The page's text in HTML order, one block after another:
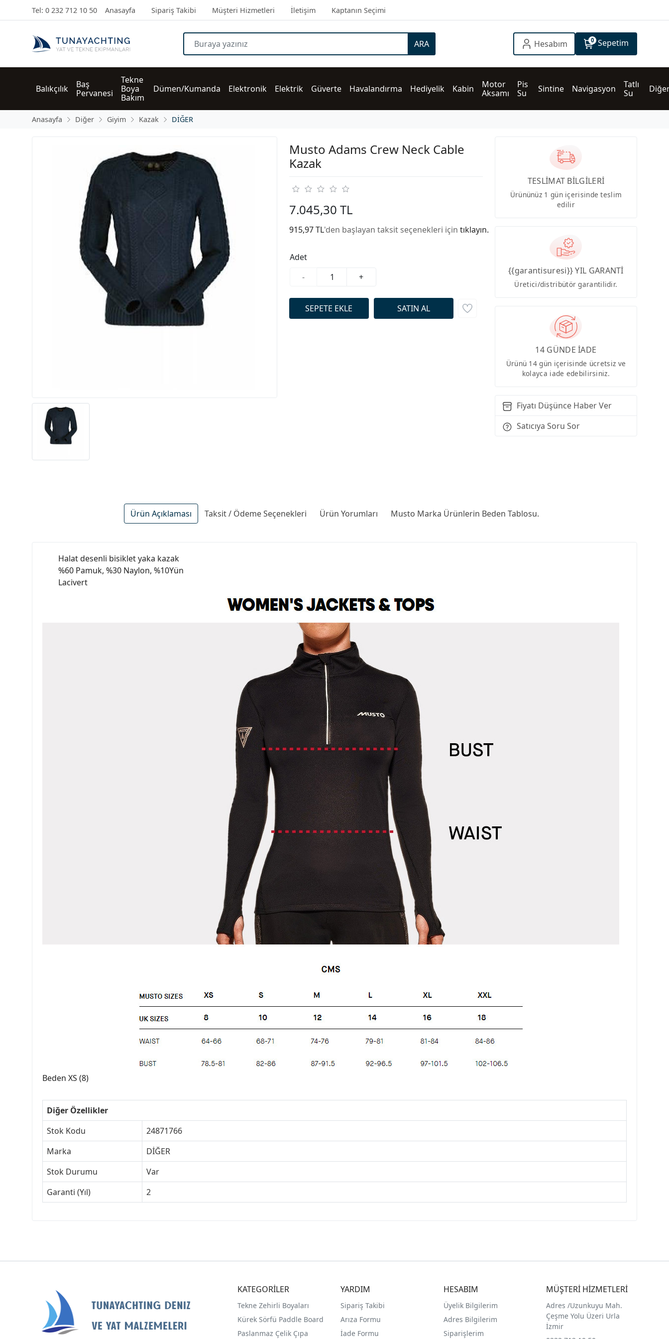
Tel: 0 232 712 10 50 Anasayfa Sipariş Takibi Müşteri Hizmetleri İletişim Kaptanın Seçimi
ARA Hesabım 0 Sepetim
Balıkçılık
Baş
Pervanesi
Tekne
Boya
Bakım
Dümen/Kumanda Elektronik Elektrik Güverte Havalandırma Hediyelik Kabin
Motor
Aksamı
Pis
Su
Sintine Navigasyon
Tatlı
Su
Anasayfa Diğer Giyim Kazak DİĞER
Musto Adams Crew Neck Cable
Kazak
7.045,30 TL
915,97 TL'den başlayan taksit seçenekleri için tıklayın.
Adet
-
+
TESLİMAT BİLGİLERİ
Ürününüz 1 gün içerisinde teslim
edilir
{{garantisuresi}} YIL GARANTİ
Üretici/distribütör garantilidir.
14 GÜNDE İADE
Ürünü 14 gün içerisinde ücretsiz ve
kolayca iade edebilirsiniz.
Fiyatı Düşünce Haber Ver
Satıcıya Soru Sor
Ürün Açıklaması Taksit / Ödeme Seçenekleri Ürün Yorumları Musto Marka Ürünlerin Beden Tablosu.
Halat desenli bisiklet yaka kazak
%60 Pamuk, %30 Naylon, %10Yün
Lacivert
Beden XS (8)
Diğer Özellikler
Stok Kodu
24871766
Marka
DİĞER
Stok Durumu
Var
Garanti (Yıl)
2
KATEGORİLER
Tekne Zehirli Boyaları
Kürek Sörfü Paddle Board
Paslanmaz Çelik Çıpa
YARDIM
Sipariş Takibi
Arıza Formu
İade Formu
HESABIM
Üyelik Bilgilerim
Adres Bilgilerim
Siparişlerim
MÜŞTERİ HİZMETLERİ
Adres /Uzunkuyu Mah.
Çeşme Yolu Üzeri Urla
İzmir